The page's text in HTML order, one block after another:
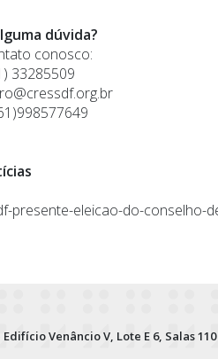
dúvida?
conosco:
33285509
presente-eleicao-do-conselho-
Edifício Venâncio V, Lote E 6, Salas